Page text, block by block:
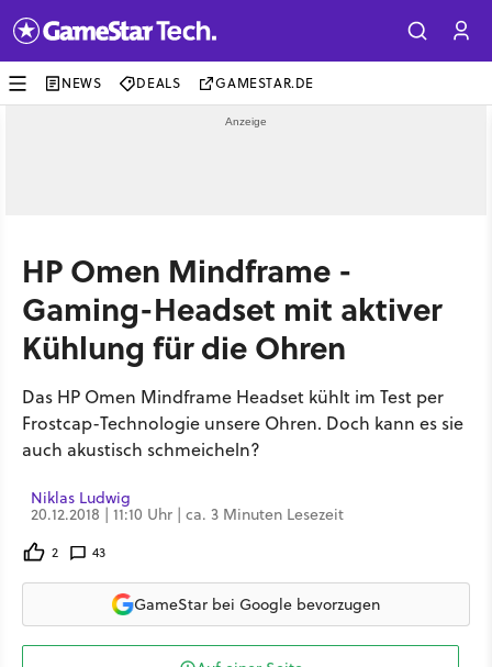
NEWS DEALS GAMESTAR.DE
HP Omen Mindframe -
Gaming-Headset mit aktiver
Kühlung für die Ohren
Das HP Omen Mindframe Headset kühlt im Test per
Frostcap-Technologie unsere Ohren. Doch kann es sie
auch akustisch schmeicheln?
Niklas Ludwig
20.12.2018 | 11:10 Uhr | ca. 3 Minuten Lesezeit
2 43
GameStar bei Google bevorzugen